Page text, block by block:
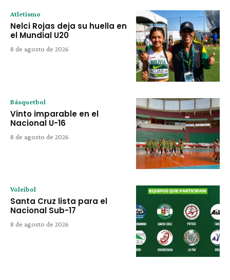
Atletismo
Nelci Rojas deja su huella en
el Mundial U20
8 de agosto de 2026
Básquetbol
Vinto imparable en el
Nacional U-16
8 de agosto de 2026
Voleibol
Santa Cruz lista para el
Nacional Sub-17
8 de agosto de 2026